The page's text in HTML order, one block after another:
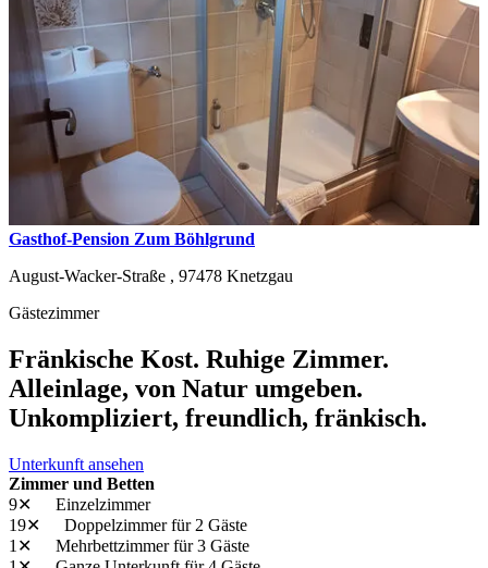
Gasthof-Pension Zum Böhlgrund
August-Wacker-Straße , 97478 Knetzgau
Gästezimmer
Fränkische Kost. Ruhige Zimmer.
Alleinlage, von Natur umgeben.
Unkompliziert, freundlich, fränkisch.
Unterkunft ansehen
Zimmer und Betten
9✕
Einzelzimmer
19✕
Doppelzimmerfür 2 Gäste
1✕
Mehrbettzimmerfür 3 Gäste